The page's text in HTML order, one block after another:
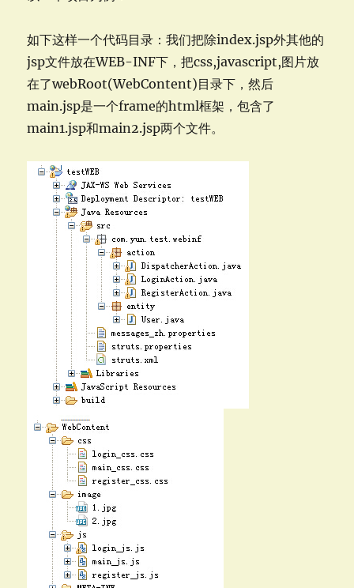
如下这样一个代码目录：我们把除index.jsp外其他的
jsp文件放在WEB-INF下，把css,javascript,图片放
在了webRoot(WebContent)目录下，然后
main.jsp是一个frame的html框架，包含了
main1.jsp和main2.jsp两个文件。